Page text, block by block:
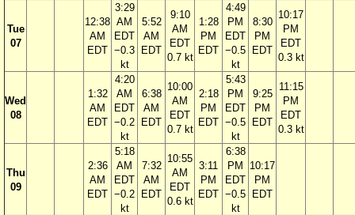
Tue
07
12:38
AM
EDT
3:29
AM
EDT
−0.3
kt
5:52
AM
EDT
9:10
AM
EDT
0.7 kt
1:28
PM
EDT
4:49
PM
EDT
−0.5
kt
8:30
PM
EDT
10:17
PM
EDT
0.3 kt
Wed
08
1:32
AM
EDT
4:20
AM
EDT
−0.2
kt
6:38
AM
EDT
10:00
AM
EDT
0.7 kt
2:18
PM
EDT
5:43
PM
EDT
−0.5
kt
9:25
PM
EDT
11:15
PM
EDT
0.3 kt
Thu
09
2:36
AM
EDT
5:18
AM
EDT
−0.2
kt
7:32
AM
EDT
10:55
AM
EDT
0.6 kt
3:11
PM
EDT
6:38
PM
EDT
−0.5
kt
10:17
PM
EDT